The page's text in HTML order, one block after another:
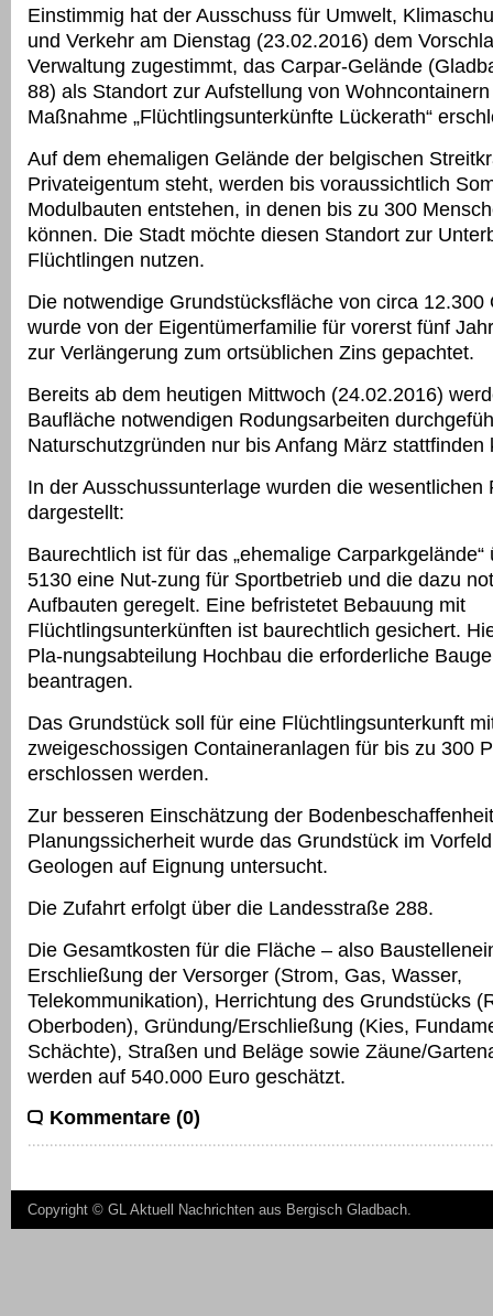
Einstimmig hat der Ausschuss für Umwelt,
und Verkehr am Dienstag (23.02.2016) dem
Verwaltung zugestimmt, das Carpar-Gelände
88) als Standort zur Aufstellung von
Maßnahme „Flüchtlingsunterkünfte Lückerath“
Auf dem ehemaligen Gelände der belgischen
Privateigentum steht, werden bis voraussichtlich
Modulbauten entstehen, in denen bis zu 300
können. Die Stadt möchte diesen Standort zur
Flüchtlingen nutzen.
Die notwendige Grundstücksfläche von circa 12.300
wurde von der Eigentümerfamilie für vorerst fünf
zur Verlängerung zum ortsüblichen Zins gepachtet.
Bereits ab dem heutigen Mittwoch (24.02.2016)
Baufläche notwendigen Rodungsarbeiten
Naturschutzgründen nur bis Anfang März stattfinden
In der Ausschussunterlage wurden die wesentlichen
dargestellt:
Baurechtlich ist für das „ehemalige
5130 eine Nut-zung für Sportbetrieb und die dazu
Aufbauten geregelt. Eine befristetet Bebauung mit
Flüchtlingsunterkünften ist baurechtlich gesichert.
Pla-nungsabteilung Hochbau die erforderliche
beantragen.
Das Grundstück soll für eine Flüchtlingsunterkunft
zweigeschossigen Containeranlagen für bis zu 300
erschlossen werden.
Zur besseren Einschätzung der
Planungssicherheit wurde das Grundstück im
Geologen auf Eignung untersucht.
Die Zufahrt erfolgt über die Landesstraße 288.
Die Gesamtkosten für die Fläche – also
Erschließung der Versorger (Strom, Gas, Wasser,
Telekommunikation), Herrichtung des Grundstücks
Oberboden), Gründung/Erschließung (Kies,
Schächte), Straßen und Beläge sowie Zäune/
werden auf 540.000 Euro geschätzt.
Kommentare (0)
Copyright © GL Aktuell Nachrichten aus Bergisch Gladbach.